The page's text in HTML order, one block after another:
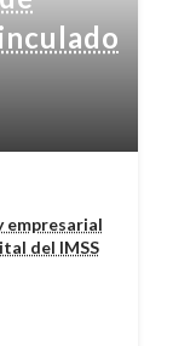
empresarial
del IMSS